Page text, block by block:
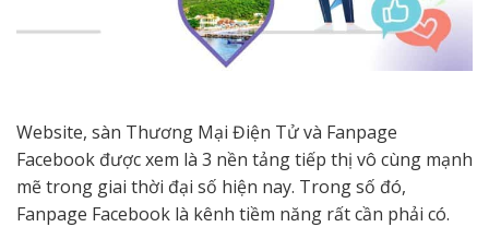
Website, sàn Thương Mại Điện Tử và Fanpage
Facebook được xem là 3 nền tảng tiếp thị vô cùng mạnh
mẽ trong giai thời đại số hiện nay. Trong số đó,
Fanpage Facebook là kênh tiềm năng rất cần phải có.